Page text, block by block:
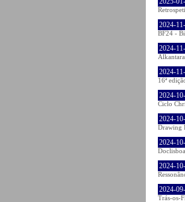
2024-
BF24 -
2024-
2024-
16ª
2024-
Ciclo
2024-
Drawing
2024-
2024-
2024-
Trás-os-